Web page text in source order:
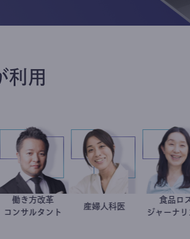
利用
弘樹
起業家 新田龍
コンサルタント
稲葉可奈子
産婦人科医